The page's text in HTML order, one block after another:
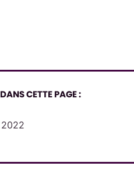
DANS CETTE PAGE :
2022